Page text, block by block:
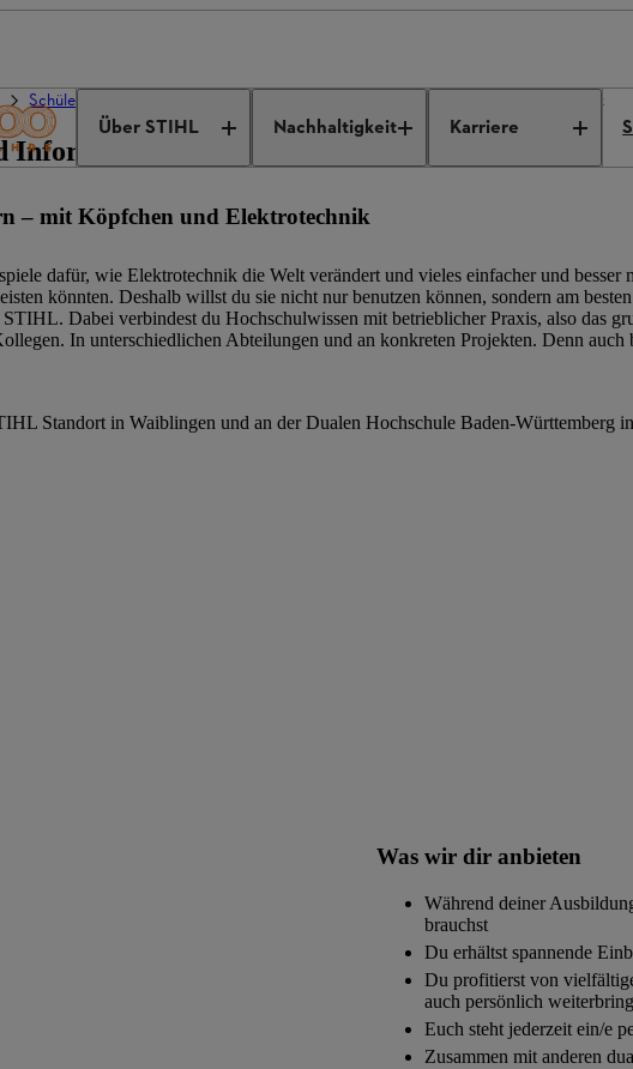
Über STIHL Nachhaltigkeit Karriere
Schüler/-innen Duales Studium Elektrotechnik
– mit Köpfchen und Elektrotechnik
dafür, wie Elektrotechnik die Welt verändert und vieles einfacher und besser
könnten. Deshalb willst du sie nicht nur benutzen können, sondern am
Dabei verbindest du Hochschulwissen mit betrieblicher Praxis, also das
In unterschiedlichen Abteilungen und an konkreten Projekten. Denn
Standort in Waiblingen und an der Dualen Hochschule Baden-Württemberg
Was wir dir anbieten
Während deiner
brauchst
Du erhältst spannende
Du profitierst von
auch persönlich
Euch steht jederzeit ein/e
Zusammen mit anderen